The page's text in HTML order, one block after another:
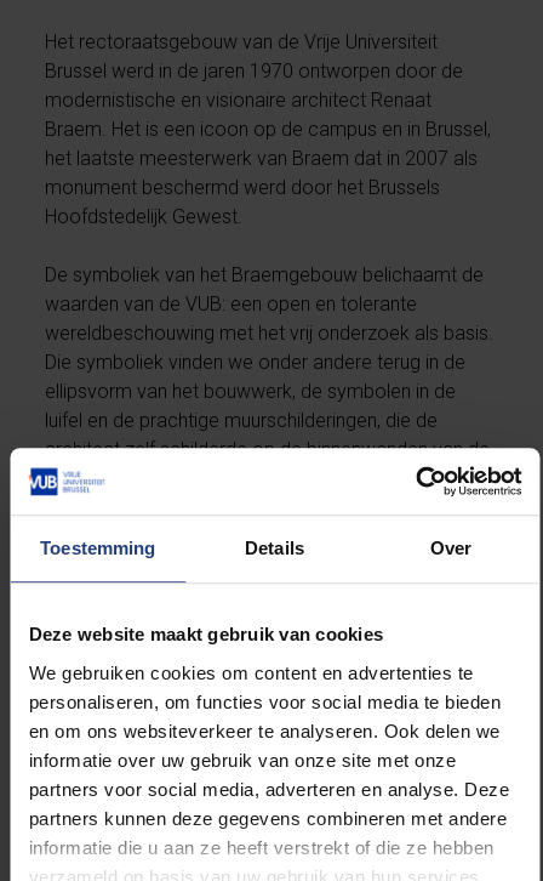
Toestemming Details Over
Deze website maakt gebruik van cookies
We gebruiken cookies om content en advertenties te
personaliseren, om functies voor social media te bieden
en om ons websiteverkeer te analyseren. Ook delen we
informatie over uw gebruik van onze site met onze
partners voor social media, adverteren en analyse. Deze
partners kunnen deze gegevens combineren met andere
informatie die u aan ze heeft verstrekt of die ze hebben
verzameld op basis van uw gebruik van hun services.
Het rectoraatsgebouw van de Vrije Universiteit
Brussel werd in de jaren 1970 ontworpen door de
modernistische en visionaire architect Renaat
Braem. Het is een icoon op de campus en in Brussel,
het laatste meesterwerk van Braem dat in 2007 als
monument beschermd werd door het Brussels
Hoofdstedelijk Gewest.
De symboliek van het Braemgebouw belichaamt de
waarden van de VUB: een open en tolerante
wereldbeschouwing met het vrij onderzoek als basis.
Die symboliek vinden we onder andere terug in de
ellipsvorm van het bouwwerk, de symbolen in de
luifel en de prachtige muurschilderingen, die de
architect zelf schilderde op de binnenwanden van de
verdiepingen. Deze laatsten, in totaal 500 lopende
een verhaal uit: het ontstaan van de kosmos en de
aarde , de oorsprong van het leven, de ontwikkeling
mens in een open gemeenschap, nadat die laatste
Na bijna 50 jaar dienst dringen restauratie- en
herinrichtingswerken zich immers op. De universiteit
werkt hiervoor samen met architectenbureau Origin
Architecture & Engineering, gespecialiseerd in
renovatie van monumenten. Vanaf het najaar van
2018 gaat de eerste fase van de